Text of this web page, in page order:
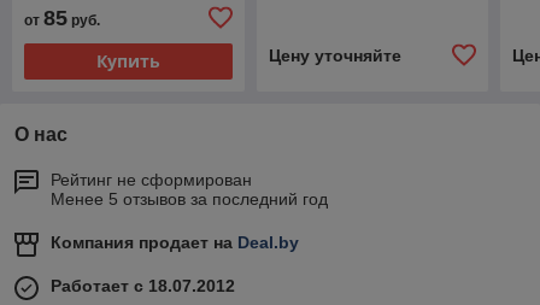
от 85 руб.
Купить Цену уточняйте
О нас
Рейтинг не сформирован
Менее 5 отзывов за последний год
Компания продает на Deal.by
Работает с 18.07.2012